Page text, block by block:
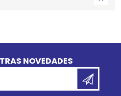
NOVEDADES